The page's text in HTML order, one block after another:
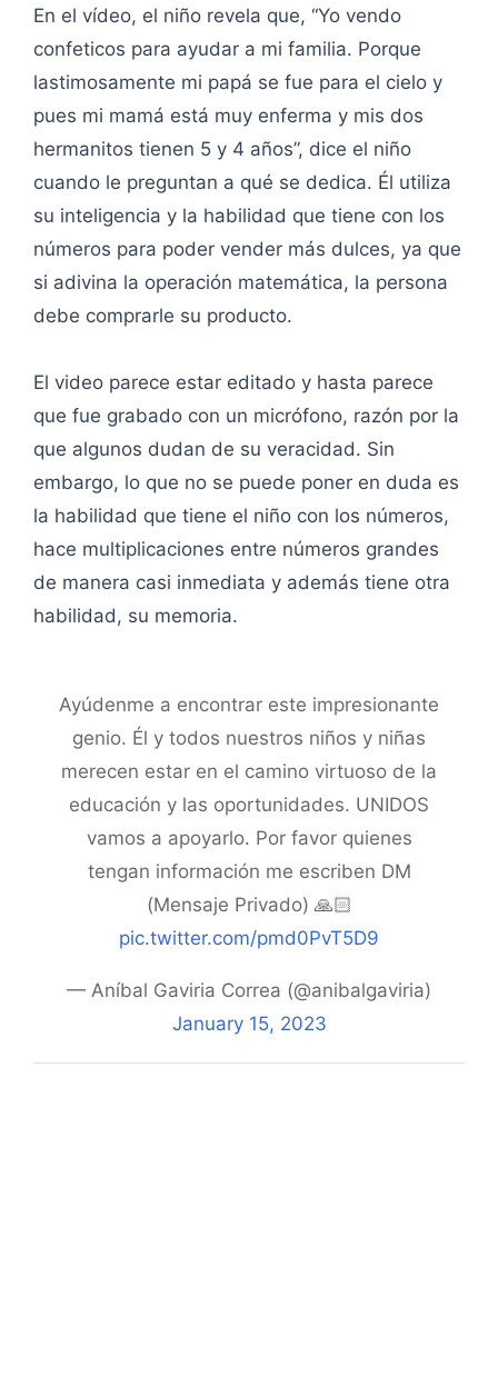
En el vídeo, el niño revela que, “Yo vendo
confeticos para ayudar a mi familia. Porque
lastimosamente mi papá se fue para el cielo y
pues mi mamá está muy enferma y mis dos
hermanitos tienen 5 y 4 años”, dice el niño
cuando le preguntan a qué se dedica. Él utiliza
su inteligencia y la habilidad que tiene con los
números para poder vender más dulces, ya que
si adivina la operación matemática, la persona
debe comprarle su producto.
El video parece estar editado y hasta parece
que fue grabado con un micrófono, razón por la
que algunos dudan de su veracidad. Sin
embargo, lo que no se puede poner en duda es
la habilidad que tiene el niño con los números,
hace multiplicaciones entre números grandes
de manera casi inmediata y además tiene otra
habilidad, su memoria.
Ayúdenme a encontrar este impresionante
genio. Él y todos nuestros niños y niñas
merecen estar en el camino virtuoso de la
educación y las oportunidades. UNIDOS
vamos a apoyarlo. Por favor quienes
tengan información me escriben DM
(Mensaje Privado) 🙏🏻
pic.twitter.com/pmd0PvT5D9
— Aníbal Gaviria Correa (@anibalgaviria)
January 15, 2023